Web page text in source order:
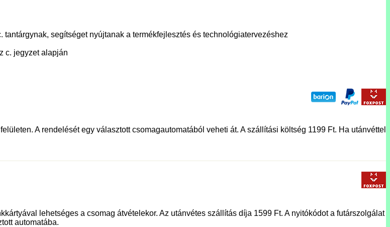
segítséget nyújtanak a termékfejlesztés és technológiatervezéshez
c. jegyzet alapján
A rendelését egy választott csomagautomatából veheti át. A szállítási költség 1199 Ft. Ha utánvéttel
lehetséges a csomag átvételekor. Az utánvétes szállítás díja 1599 Ft. A nyitókódot a futárszolgálat
automatába.